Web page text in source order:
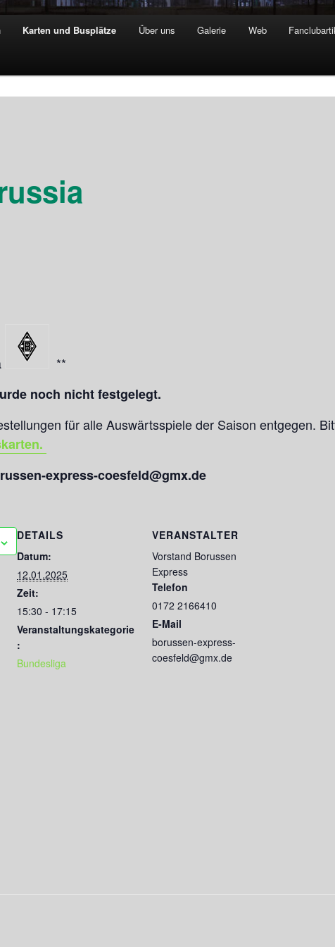
Karten und Busplätze Über uns Galerie Web
**
noch nicht festgelegt.
für alle Auswärtsspiele der Saison entgegen.
express-coesfeld@gmx.de
DETAILS
Datum:
12.01.2025
Zeit:
15:30 - 17:15
Veranstaltungskategorie
:
Bundesliga
VERANSTALTER
Vorstand Borussen
Express
Telefon
0172 2166410
E-Mail
borussen-express-
coesfeld@gmx.de